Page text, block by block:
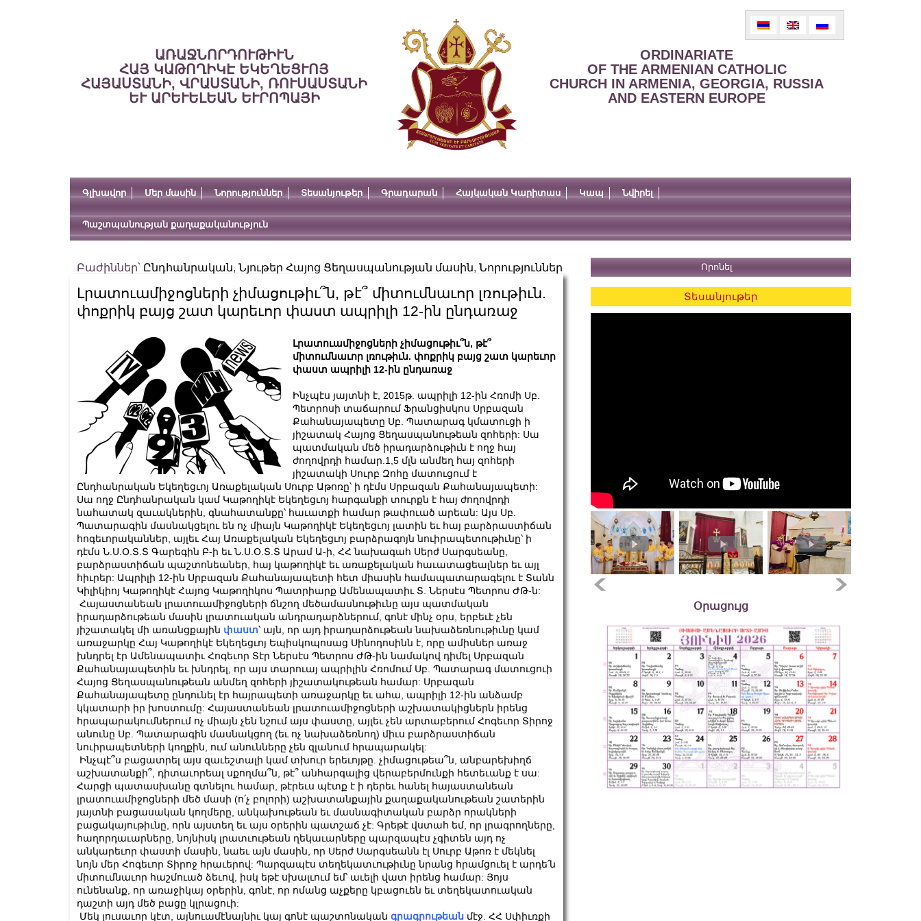
ԱՌԱՋՆՈՐԴՈՒԹԻՒՆ
ՀԱՅ ԿԱԹՈՂԻԿԷ ԵԿԵՂԵՑՒՈՅ
ՀԱՅԱՍՏԱՆԻ, ՎՐԱՍՏԱՆԻ, ՌՈՒՍԱՍՏԱՆԻ
ԵՒ ԱՐԵՒԵԼԵԱՆ ԵՒՐՈՊԱՅԻ
ORDINARIATE
OF THE ARMENIAN CATHOLIC
CHURCH IN ARMENIA, GEORGIA, RUSSIA
AND EASTERN EUROPE
Գլխավոր Մեր մասին Նորություններ Տեսանյութեր Գրադարան Հայկական Կարիտաս Կապ Նվիրել
Պաշտպանության քաղաքականություն
Բաժիններ՝ Ընդհանրական, Նյութեր Հայոց Ցեղասպանության մասին, Նորություններ
Լրատուամիջոցների չիմացութիւ՞ն, թէ՞ միտումնաւոր լռութիւն.
փոքրիկ բայց շատ կարեւոր փաստ ապրիլի 12-ին ընդառաջ
Լրատուամիջոցների չիմացութիւ՞ն, թէ՞
միտումնաւոր լռութիւն. փոքրիկ բայց շատ կարեւոր
փաստ ապրիլի 12-ին ընդառաջ
Ինչպէս յայտնի է, 2015թ. ապրիլի 12-ին Հռոմի Սբ.
Պետրոսի տաճարում Ֆրանցիսկոս Սրբազան
Քահանայապետը Սբ. Պատարագ կմատուցի ի
յիշատակ Հայոց Ցեղասպանութեան զոհերի: Սա
պատմական մեծ իրադարձութիւն է ողջ հայ
ժողովրդի համար.1,5 մլն անմեղ հայ զոհերի
յիշատակի Սուրբ Զոհը մատուցում է
Ընդհանրական Եկեղեցւոյ Առաքելական Սուրբ Աթոռը՝ ի դէմս Սրբազան Քահանայապետի:
Սա ողջ Ընդհանրական կամ Կաթողիկէ Եկեղեցւոյ հարգանքի տուրքն է հայ ժողովրդի
նահատակ զաւակներին, գնահատանքը՝ հաւատքի համար թափուած արեան: Այս Սբ.
Պատարագին մասնակցելու են ոչ միայն Կաթողիկէ Եկեղեցւոյ լատին եւ հայ բարձրաստիճան
հոգեւորականներ, այլեւ Հայ Առաքելական Եկեղեցւոյ բարձրագոյն նուիրապետութիւնը՝ ի
դէմս Ն.Ս.Օ.Տ.Տ Գարեգին Բ-ի եւ Ն.Ս.Օ.Տ.Տ Արամ Ա-ի, ՀՀ նախագահ Սերժ Սարգսեանը,
բարձրաստիճան պաշտոնեաներ, հայ կաթողիկէ եւ առաքելական հաւատացեալներ եւ այլ
հիւրեր: Ապրիլի 12-ին Սրբազան Քահանայապետի հետ միասին համապատարագելու է Տանն
Կիլիկիոյ Կաթողիկէ Հայոց Կաթողիկոս Պատրիարք Ամենապատիւ Տ. Ներսէս Պետրոս ԺԹ-ն:
Հայաստանեան լրատուամիջոցների ճնշող մեծամասնութիւնը այս պատմական
իրադարձութեան մասին լրատուական անդրադարձներում, գոնէ մինչ օրս, երբեւէ չեն
յիշատակել մի առանցքային փաստ՝ այն, որ այդ իրադարձութեան նախաձեռնութիւնը կամ
առաջարկը Հայ Կաթողիկէ Եկեղեցւոյ Եպիսկոպոսաց Սինոդոսինն է, որը ամիսներ առաջ
խնդրել էր Ամենապատիւ Հոգեւոր Տէր Ներսէս Պետրոս ԺԹ-ին նամակով դիմել Սրբազան
Քահանայապետին եւ խնդրել, որ այս տարուայ ապրիլին Հռոմում Սբ. Պատարագ մատուցուի
Հայոց Ցեղասպանութեան անմեղ զոհերի յիշատակութեան համար: Սրբազան
Քահանայապետը ընդունել էր հայրապետի առաջարկը եւ ահա, ապրիլի 12-ին անձամբ
կկատարի իր խոստումը: Հայաստանեան լրատուամիջոցների աշխատակիցներն իրենց
հրապարակումներում ոչ միայն չեն նշում այս փաստը, այլեւ չեն արտաբերում Հոգեւոր Տիրոջ
անունը Սբ. Պատարագին մասնակցող (եւ ոչ նախաձեռնող) միւս բարձրաստիճան
նուիրապետների կողքին, ում անունները չեն զլանում հրապարակել:
Ինչպէ՞ս բացատրել այս զաւեշտալի կամ տխուր երեւոյթը. չիմացութեա՞ն, անբարեխիղճ
աշխատանքի՞, դիտաւորեալ սքողմա՞ն, թէ՞ անհարգալից վերաբերմունքի հետեւանք է սա:
Հարցի պատասխանը գտնելու համար, թէրեւս պէտք է ի դերեւ հանել հայաստանեան
լրատուամիջոցների մեծ մասի (ո՛չ բոլորի) աշխատանքային քաղաքականութեան շատերին
յայտնի բացասական կողմերը, անկախութեան եւ մասնագիտական բարձր որակների
բացակայութիւնը, որն այստեղ եւ այս օրերին պատշաճ չէ: Գրեթէ վստահ եմ, որ լրագրողները,
հաղորդաւարները, նոյնիսկ լրատւութեան ղեկաւարները պարզապէս չգիտեն այդ ոչ
անկարեւոր փաստի մասին, նաեւ այն մասին, որ Սերժ Սարգսեանն էլ Սուրբ Աթոռ է մեկնել
նոյն մեր Հոգեւոր Տիրոջ հրաւերով: Պարզապէս տեղեկատւութիւնը նրանց հրամցուել է արդե՛ն
միտումնաւոր հաշմուած ձեւով, իսկ եթէ սխալւում եմ՝ աւելի վատ իրենց համար: Յոյս
ունենանք, որ առաջիկայ օրերին, գոնէ, որ ոմանց աչքերը կբացուեն եւ տեղեկատուական
դաշտի այդ մեծ բացը կլրացուի:
Մեկ լուսաւոր կէտ, այնուամէնայնիւ կայ գոնէ պաշտոնական գրագրութեան մէջ. ՀՀ Սփիւռքի
Տեսանյութեր
Օրացույց